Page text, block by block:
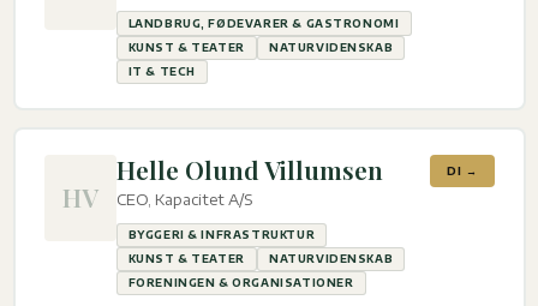
LANDBRUG, FØDEVARER & GASTRONOMI
KUNST & TEATER
NATURVIDENSKAB
IT & TECH
HV
Helle Olund Villumsen
CEO, Kapacitet A/S
BYGGERI & INFRASTRUKTUR
KUNST & TEATER
NATURVIDENSKAB
FORENINGEN & ORGANISATIONER
DI →